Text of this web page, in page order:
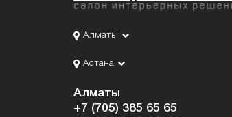
Алматы
Астана
Алматы
+7 (705) 385 65 65